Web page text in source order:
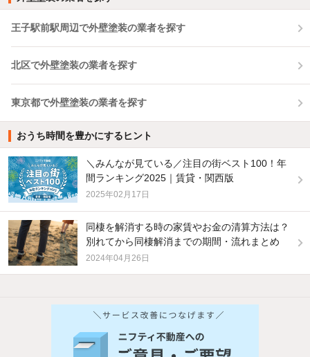
王子駅前駅周辺で外壁塗装の業者を探す
北区で外壁塗装の業者を探す
東京都で外壁塗装の業者を探す
おうち時間を豊かにするヒント
＼みんなが見ている／注目の街ベスト100！年
間ランキング2025｜賃貸・関西版
2025年02月17日
同棲を解消する時の家賃やお金の清算方法は？
別れてから同棲解消までの期間・流れまとめ
2024年04月26日